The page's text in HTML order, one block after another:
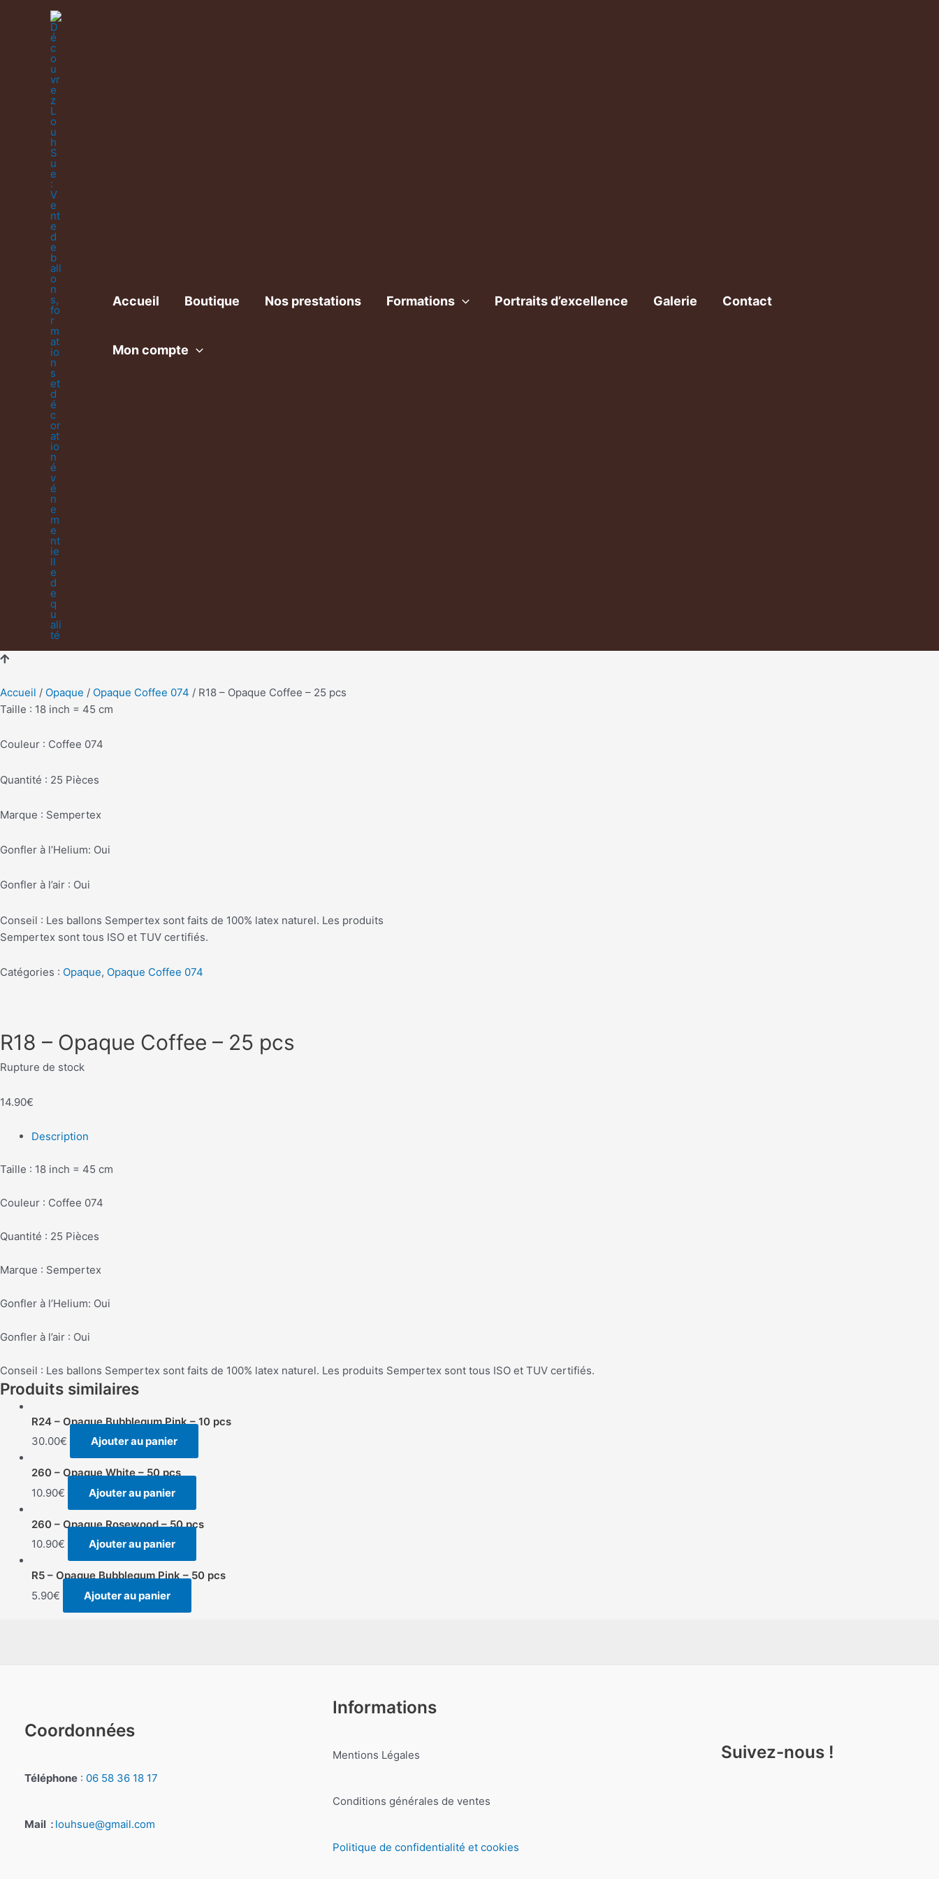
Accueil Boutique Nos prestations Formations Portraits d’excellence Galerie Contact
Mon compte
Accueil / Opaque / Opaque Coffee 074 / R18 – Opaque Coffee – 25 pcs
Taille : 18 inch = 45 cm
Couleur : Coffee 074
Quantité : 25 Pièces
Marque : Sempertex
Gonfler à l’Helium: Oui
Gonfler à l’air : Oui
Conseil : Les ballons Sempertex sont faits de 100% latex naturel. Les produits
Sempertex sont tous ISO et TUV certifiés.
Catégories : Opaque, Opaque Coffee 074
R18 – Opaque Coffee – 25 pcs
Rupture de stock
14.90€
Description
Taille : 18 inch = 45 cm
Couleur : Coffee 074
Quantité : 25 Pièces
Marque : Sempertex
Gonfler à l’Helium: Oui
Gonfler à l’air : Oui
Conseil : Les ballons Sempertex sont faits de 100% latex naturel. Les produits Sempertex sont tous ISO et TUV certifiés.
Produits similaires
R24 – Opaque Bubblegum Pink – 10 pcs
30.00€ Ajouter au panier
260 – Opaque White – 50 pcs
10.90€ Ajouter au panier
260 – Opaque Rosewood – 50 pcs
10.90€ Ajouter au panier
R5 – Opaque Bubblegum Pink – 50 pcs
5.90€ Ajouter au panier
Coordonnées
Téléphone : 06 58 36 18 17
Mail : louhsue@gmail.com
Informations
Mentions Légales
Conditions générales de ventes
Politique de confidentialité et cookies
Suivez-nous !